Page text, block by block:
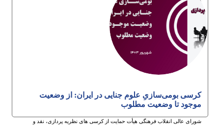
کرسی بومی‌سازیِ علوم جنایی در ایران: از وضعیت
موجود تا وضعیت مطلوب
شورای عالی انقلاب فرهنگی هیأت حمایت از کرسی های نظریه پردازی، نقد و